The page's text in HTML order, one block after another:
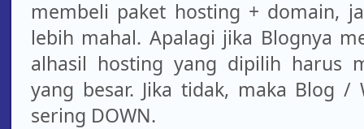
membeli paket hosting + domain,
lebih mahal. Apalagi jika Blognya
alhasil hosting yang dipilih harus
yang besar. Jika tidak, maka Blog /
sering DOWN.